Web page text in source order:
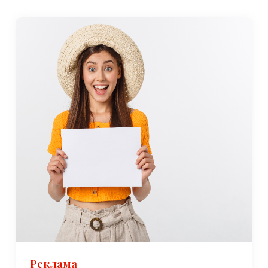
шоссе D-100 обеспечивает прямой доступ к обоим
городам. Европейская и Азиатская части Стамбула.
Однако, как и в большей части Стамбула, в часы пик
движение может быть интенсивным, поэтому
рекомендуется планировать поездки соответствующим
Для международных путешественников аэропорт
Стамбула расположен примерно в 45 километрах к
северу от Авджылара, и до него можно добраться на
машине. или общественный транспорт. Аэропорт
является одним из крупнейших в мире и предлагает
рейсы по всему миру.
Лучшее время для посещения
Лучшее время для посещения Авджылара — весна (с
Реклама